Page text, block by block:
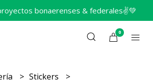
bonaerenses & federales✌️💚
0
Stickers